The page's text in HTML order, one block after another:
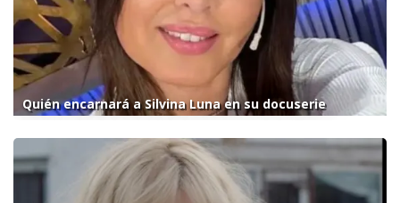
Quién encarnará a Silvina Luna en su docuserie